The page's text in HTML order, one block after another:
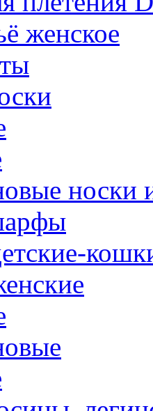
женское
носки